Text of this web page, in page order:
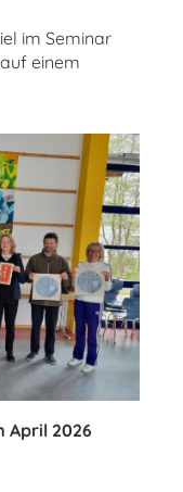
im Seminar
einem
April 2026